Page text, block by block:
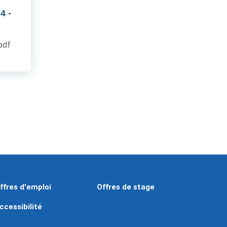
-
d'emploi Offres de stage